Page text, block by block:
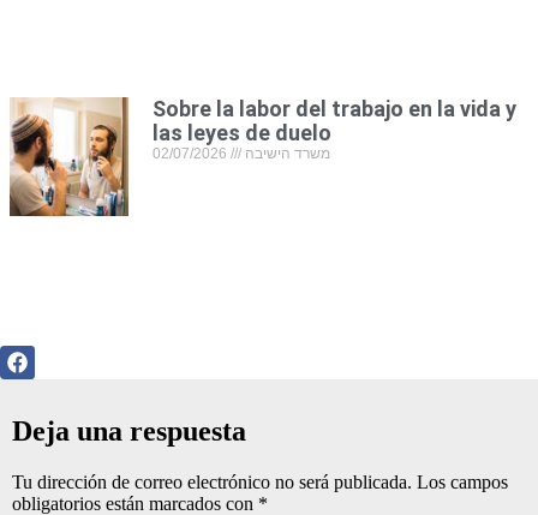
Sobre la labor del trabajo en la vida y
las leyes de duelo
משרד הישיבה 02/07/2026
Deja una respuesta
Tu dirección de correo electrónico no será publicada. Los campos
obligatorios están marcados con *